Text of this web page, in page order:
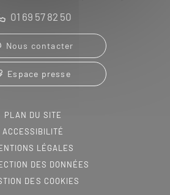
01 69 57 82 50
Nous contacter
Espace presse
PLAN DU SITE
ACCESSIBILITÉ
LÉGALES
DES DONNÉES
DES COOKIES